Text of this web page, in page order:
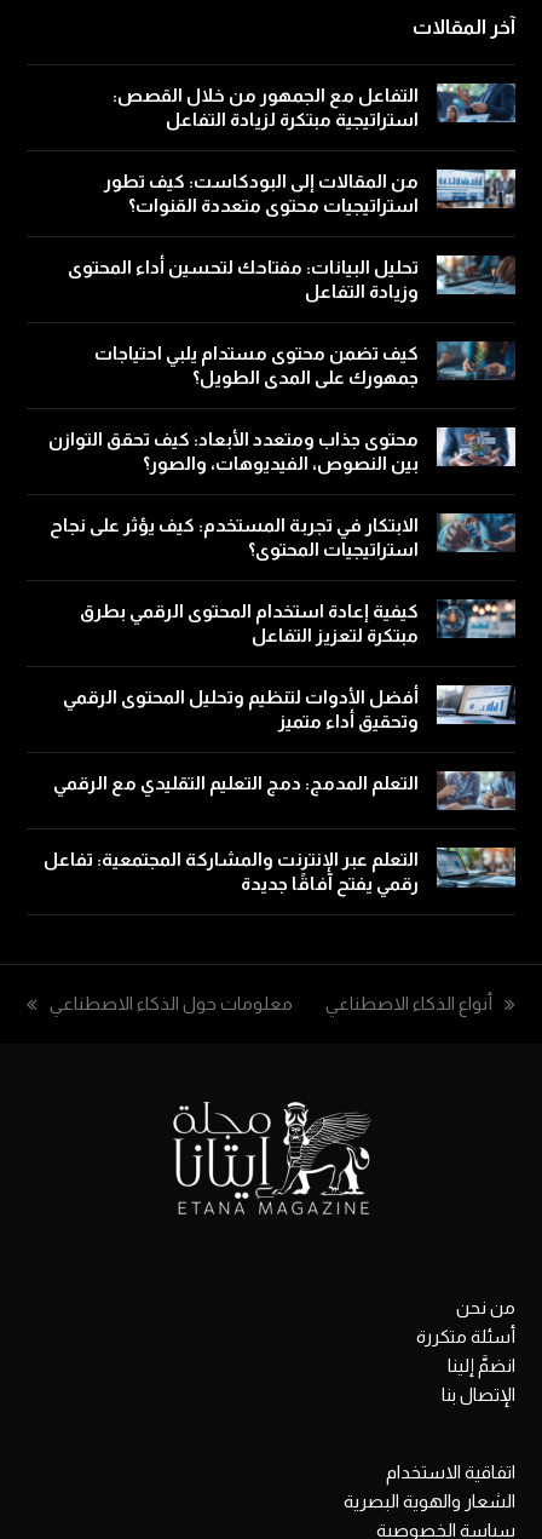
آخر المقالات
التفاعل مع الجمهور من خلال القصص:
استراتيجية مبتكرة لزيادة التفاعل
من المقالات إلى البودكاست: كيف تطور
استراتيجيات محتوى متعددة القنوات؟
تحليل البيانات: مفتاحك لتحسين أداء المحتوى
وزيادة التفاعل
كيف تضمن محتوى مستدام يلبي احتياجات
جمهورك على المدى الطويل؟
محتوى جذاب ومتعدد الأبعاد: كيف تحقق التوازن
بين النصوص، الفيديوهات، والصور؟
الابتكار في تجربة المستخدم: كيف يؤثر على نجاح
استراتيجيات المحتوى؟
كيفية إعادة استخدام المحتوى الرقمي بطرق
مبتكرة لتعزيز التفاعل
أفضل الأدوات لتنظيم وتحليل المحتوى الرقمي
وتحقيق أداء متميز
التعلم المدمج: دمج التعليم التقليدي مع الرقمي
التعلم عبر الإنترنت والمشاركة المجتمعية: تفاعل
رقمي يفتح آفاقًا جديدة
previous
أنواع الذكاء الاصطناعي
next
معلومات حول الذكاء الاصطناعي
من نحن
أسئلة متكررة
انضمَّ إلينا
الإتصال بنا
اتفاقية الاستخدام
الشعار والهوية البصرية
سياسة الخصوصية